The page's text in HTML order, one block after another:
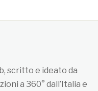
scritto e ideato da
a 360° dall’Italia e